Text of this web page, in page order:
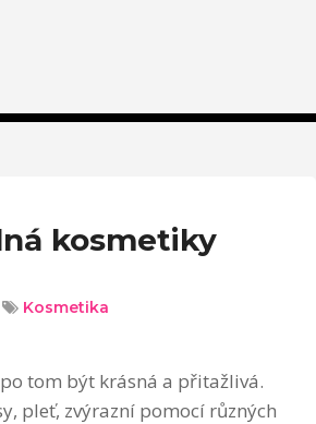
kosmetiky
Kosmetika
tom být krásná a přitažlivá.
pleť, zvýrazní pomocí různých